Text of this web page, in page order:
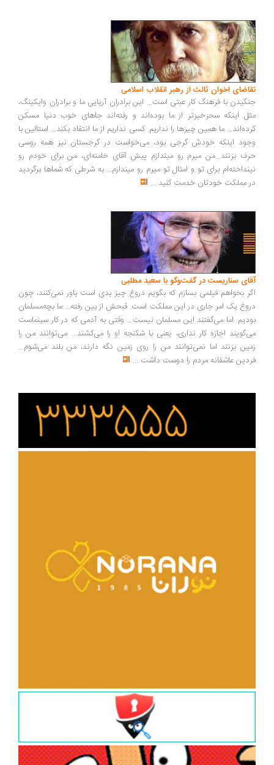
تقاضای اخوان ثالث از رهبر انقلاب اسلامی
جنگیدن با فرهنگ کار عبثی است... این برادران آریایی ما و برادران وایکینگ،
مثل اینکه سحرخیزتر از ما بوده‌اند و رفته‌اند جاهای خوب دنیا مسکن
کرده‌اند... ما همین چیزها را نداریم. کسی نداریم از ما انتقاد بکند... استالین با
وجود اینکه خودش گرجی بود، می‌خواست در گرجستان نیز همه روسی
حرف بزنند...من میرم رو میندازم پیش آقای خامنه‌ای، من برای خودم رو
نینداخته‌ام برای تو و امثال تو میرم رو میندازم... به شرطی که شماها برگردید
در مملکت خودتان خدمت کنید ...
آقای سناریست در گفت‌وگو با سعید مطلبی
اگر بخواهم فیلمی بسازم که بگویم دروغ چیز بدی است باور نمی‌کنند، چون
دروغ یک امر جاری در این مملکت است. قبحش از بین رفته... ما بچه‌مسلمان
بودیم. اما می‌گفتند این مسلمان نیست... وقتی به آدمی که در کار سینماست
می‌گویند اجازه کار نداری، یعنی با شکنجه او را می‌کشند... می‌توانند من را
زمین بزنند اما نمی‌توانند من را روی زمین نگه دارند، من بلند می‌شوم...
فردین عاشقانه مردم را دوست داشت ...